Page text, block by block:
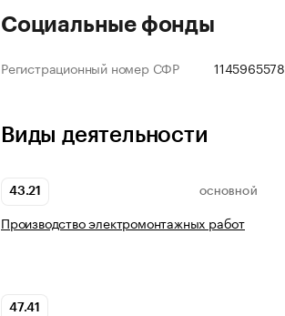
Социальные фонды
Регистрационный номер СФР 1145965578
Виды деятельности
43.21 ОСНОВНОЙ
Производство электромонтажных работ
47.41